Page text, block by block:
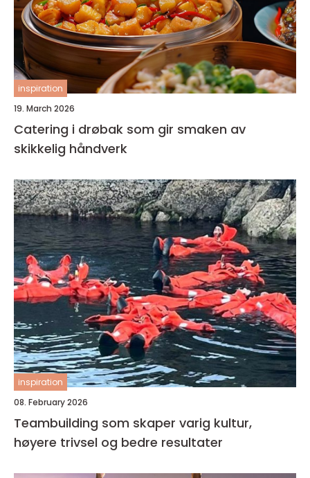
inspiration
19. March 2026
Catering i drøbak som gir smaken av
skikkelig håndverk
inspiration
08. February 2026
Teambuilding som skaper varig kultur,
høyere trivsel og bedre resultater